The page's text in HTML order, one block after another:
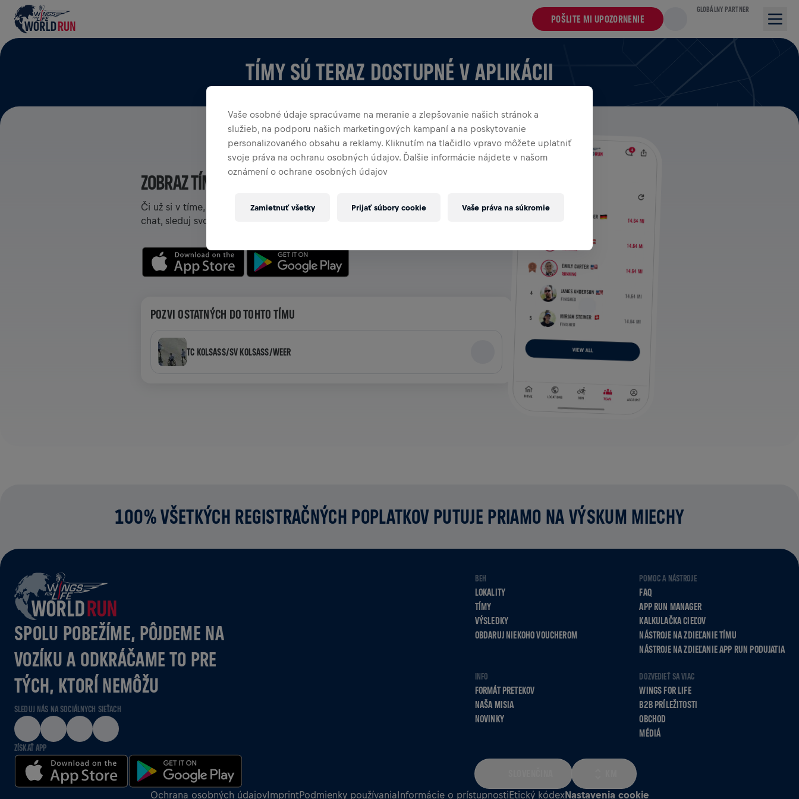
POŠLITE MI UPOZORNENIE
GLOBÁLNY PARTNER
TÍMY SÚ TERAZ DOSTUPNÉ V APLIKÁCII
ZOBRAZ TÍMY V APLIKÁCII
Či už si v tíme, alebo si ho vytváraš, preskúmaj všetky možnosti tímov v aplikácii —
chat, sleduj svoj rebríček a oslavuj spoločne.
POZVI OSTATNÝCH DO TOHTO TÍMU
TC KOLSASS/SV KOLSASS/WEER
100% VŠETKÝCH REGISTRAČNÝCH POPLATKOV PUTUJE PRIAMO NA VÝSKUM MIECHY
SPOLU POBEŽÍME, PÔJDEME NA
VOZÍKU A ODKRÁČAME TO PRE
TÝCH, KTORÍ NEMÔŽU
SLEDUJ NÁS NA SOCIÁLNYCH SIEŤACH
ZÍSKAŤ APP
BEH
LOKALITY
TÍMY
VÝSLEDKY
OBDARUJ NIEKOHO VOUCHEROM
POMOC A NÁSTROJE
FAQ
APP RUN MANAGER
KALKULAČKA CIEĽOV
NÁSTROJE NA ZDIEĽANIE TÍMU
NÁSTROJE NA ZDIEĽANIE APP RUN PODUJATIA
INFO
FORMÁT PRETEKOV
NAŠA MISIA
NOVINKY
DOZVEDIEŤ SA VIAC
WINGS FOR LIFE
B2B PRÍLEŽITOSTI
OBCHOD
MÉDIÁ
Ochrana osobných údajovImprintPodmienky používaniaInformácie o prístupnostiEtický kódexNastavenia cookie
Vaše osobné údaje spracúvame na meranie a zlepšovanie našich stránok a
služieb, na podporu našich marketingových kampaní a na poskytovanie
personalizovaného obsahu a reklamy. Kliknutím na tlačidlo vpravo môžete uplatniť
svoje práva na ochranu osobných údajov. Ďalšie informácie nájdete v našom
oznámení o ochrane osobných údajov
Vaše práva na súkromie
Zamietnuť všetky Prijať súbory cookie